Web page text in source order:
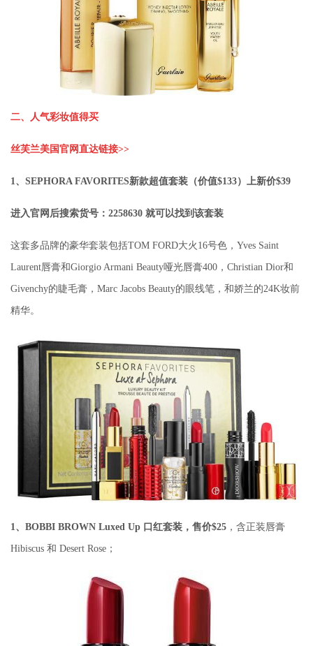
二、 人气彩妆值得买
丝芙兰美国官网直达链接>>
1、SEPHORA FAVORITES新款超值套装（价值$133）上新价$39
进入官网后搜索货号：2258630 就可以找到该套装
这套多品牌的豪华套装包括TOM FORD大火16号色，Yves Saint
Laurent唇膏和Giorgio Armani Beauty哑光唇膏400，Christian Dior和
Givenchy的睫毛膏，Marc Jacobs Beauty的眼线笔，和娇兰的24K妆前
精华。
1、BOBBI BROWN Luxed Up 口红套装，售价$25 ，含正装唇膏
Hibiscus 和 Desert Rose；